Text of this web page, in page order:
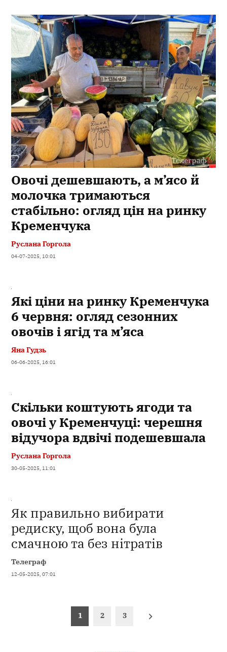
Овочі дешевшають, а м’ясо й
молочка тримаються
стабільно: огляд цін на ринку
Кременчука
Руслана Горгола
04-07-2025, 10:01
Які ціни на ринку Кременчука
6 червня: огляд сезонних
овочів і ягід та м’яса
Яна Гудзь
06-06-2025, 16:01
Скільки коштують ягоди та
овочі у Кременчуці: черешня
відучора вдвічі подешевшала
Руслана Горгола
30-05-2025, 11:01
Як правильно вибирати
редиску, щоб вона була
смачною та без нітратів
Телеграф
12-05-2025, 07:01
1 2 3